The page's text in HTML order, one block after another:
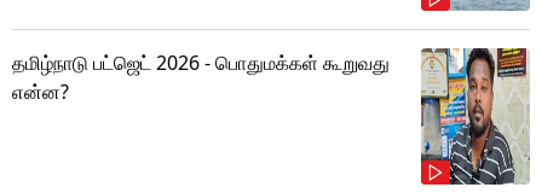
தமிழ்நாடு பட்ஜெட் 2026 - பொதுமக்கள் கூறுவது
என்ன?